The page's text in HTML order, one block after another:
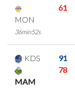
MON
61
36min52s
KDS 91
MAM
78